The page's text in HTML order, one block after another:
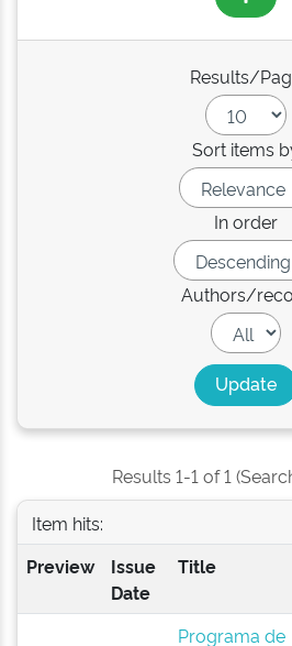
Results/
Sort items
In order
Authors/
Results 1-1 of 1
Item hits:
Preview
Issue
Date
Title
Programa de